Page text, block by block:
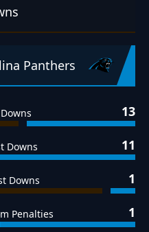
Panthers
13
Downs 11
Downs 1
Penalties 1